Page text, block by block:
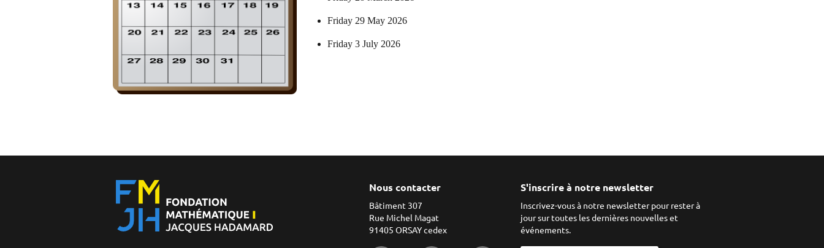
Friday 29 May 2026
Friday 3 July 2026
Nous contacter
Bâtiment 307
Rue Michel Magat
91405 ORSAY cedex
S'inscrire à notre newsletter
Inscrivez-vous à notre newsletter pour rester à
jour sur toutes les dernières nouvelles et
événements.